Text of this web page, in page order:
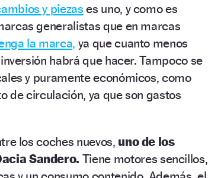
y piezas es uno, y como es
generalistas que en marcas
la marca, ya que cuanto menos
habrá que hacer. Tampoco se
y puramente económicos, como
de circulación, ya que son gastos
los coches nuevos, uno de los
Sandero. Tiene motores sencillos,